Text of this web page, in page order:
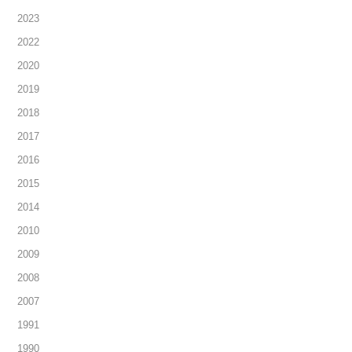
2023
2022
2020
2019
2018
2017
2016
2015
2014
2010
2009
2008
2007
1991
1990